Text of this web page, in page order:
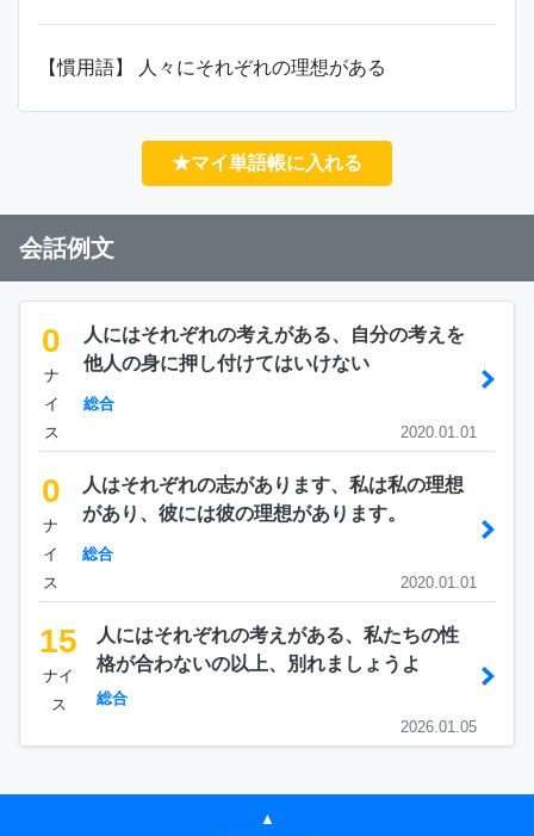
【慣用語】 人々にそれぞれの理想がある
★マイ単語帳に入れる
会話例文
0
ナ
イ
ス
人にはそれぞれの考えがある、自分の考えを
他人の身に押し付けてはいけない
総合
2020.01.01
0
ナ
イ
ス
人はそれぞれの志があります、私は私の理想
があり、彼には彼の理想があります。
総合
2020.01.01
15
ナイ
ス
人にはそれぞれの考えがある、私たちの性
格が合わないの以上、別れましょうよ
総合
2026.01.05
▲